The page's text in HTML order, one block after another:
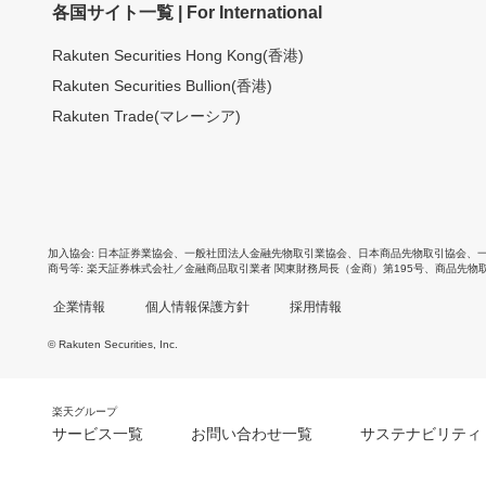
各国サイト一覧 | For International
Rakuten Securities Hong Kong(香港)
Rakuten Securities Bullion(香港)
Rakuten Trade(マレーシア)
加入協会 日本証券業協会 一般社団法人金融先物取引業協会 日本商品先物取引協会
商号等 楽天証券株式会社／金融商品取引業者 関東財務局長（金商）第195号、商品先物
企業情報 個人情報保護方針 採用情報
© Rakuten Securities, Inc.
楽天グループ
サービス一覧 お問い合わせ一覧 サステナビリティ